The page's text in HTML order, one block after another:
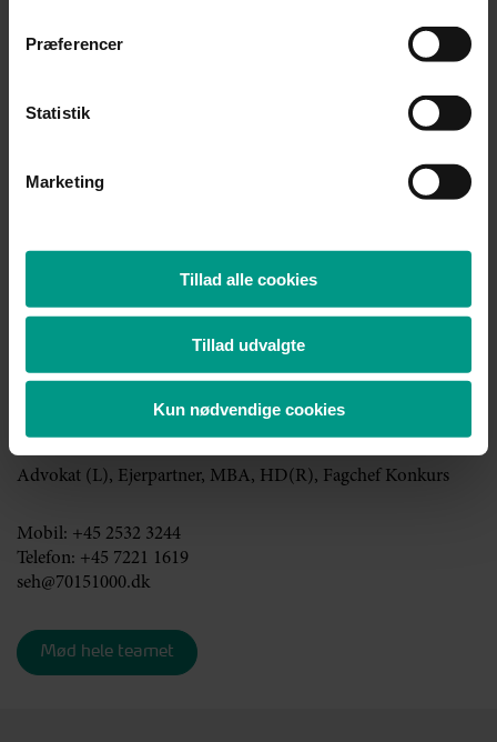
Præferencer
Statistik
Marketing
Tillad alle cookies
Tillad udvalgte
Kun nødvendige cookies
Kontakt vores specialister i
+45 4128 0175
ttc@70151000.dk
Søren Ehlert
Advokat (L), Ejerpartner, MBA, HD(R), Fagchef Konkurs
Mobil: +45 2532 3244
Telefon: +45 7221 1619
seh@70151000.dk
Mød hele teamet